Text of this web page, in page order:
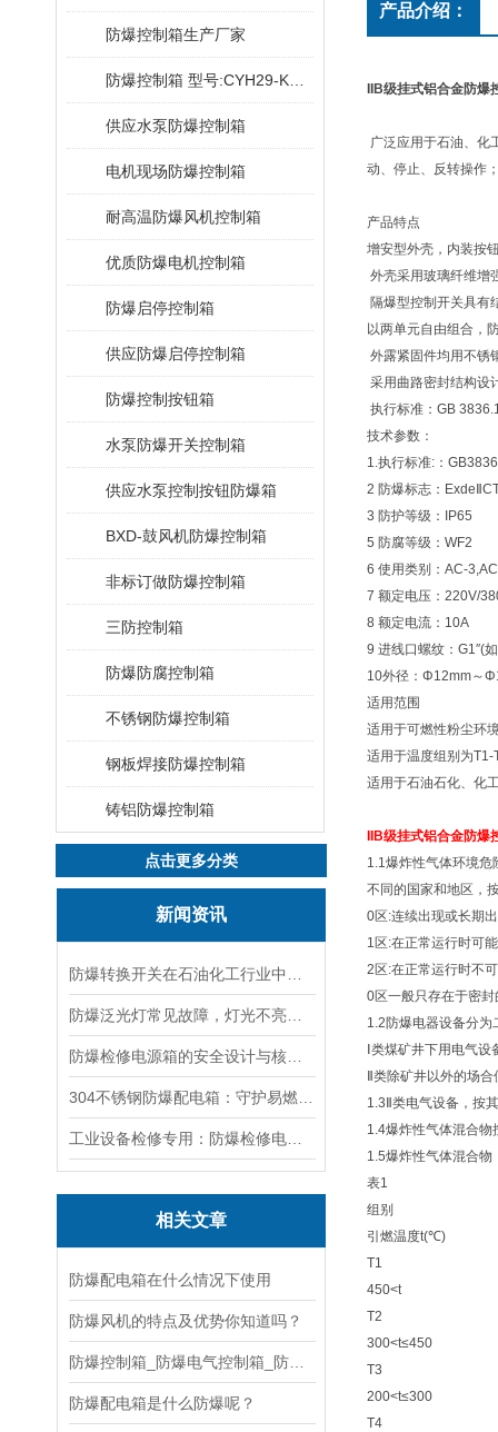
防爆控制箱生产厂家
供应水泵防爆控制箱
电机现场防爆控制箱
耐高温防爆风机控制箱
优质防爆电机控制箱
防爆启停控制箱
供应防爆启停控制箱
防爆控制按钮箱
水泵防爆开关控制箱
供应水泵控制按钮防爆箱
BXD-鼓风机防爆控制箱
非标订做防爆控制箱
三防控制箱
防爆防腐控制箱
不锈钢防爆控制箱
钢板焊接防爆控制箱
铸铝防爆控制箱
点击更多分类
新闻资讯
相关文章
防爆配电箱在什么情况下使用
防爆风机的特点及优势你知道吗？
防爆配电箱是什么防爆呢？
产品介绍：
IIB级挂式铝合金防爆
广泛应用于石油、化
动、停止、反转操作
产品特点
增安型外壳，内装按
外壳采用玻璃纤维增
隔爆型控制开关具有
以两单元自由组合，
外露紧固件均用不锈
采用曲路密封结构设
执行标准：GB
技术参数：
1.执行标准:：
2 防爆标志：
3 防护等级：IP65
5 防腐等级：WF2
6 使用类别：AC-
7 额定电压：220V/
8 额定电流：10A
9 进线口螺纹：G1″(
10外径：Φ12mm～
适用范围
适用于可燃性粉尘环
适用于温度组别为T1-
适用于石油石化、化
IIB级挂式铝合金防爆
1.1爆炸性气体环境危
不同的国家和地区，
0区:连续出现或长期
1区:在正常运行时可
2区:在正常运行时不
0区一般只存在于密
1.2防爆电器设备分为
Ⅰ类煤矿井下用电气设
Ⅱ类除矿井以外的场
1.3Ⅱ类电气设备，按
1.4爆炸性气体混合
1.5爆炸性气体混合
表1
组别
引燃温度t(℃)
T1
450<t
T2
300<t≤450
T3
200<t≤300
T4